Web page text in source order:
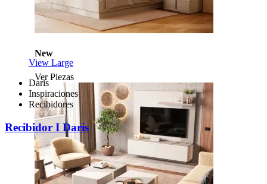
New
Ver Piezas
View Large
Daris
Inspiraciones
Recibidores
Recibidor I Daris